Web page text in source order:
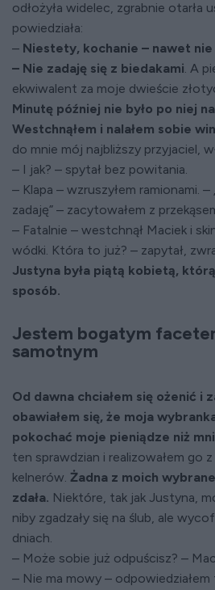
odłożyła widelec, zgrabnie otarła
powiedziała:
– Niestety, kochanie – nawet nie
– Nie zadaję się z biedakami. A
ekwiwalent za moje dwieście
Minutę później nie było po niej
Westchnąłem i nalałem sobie
do mnie mój najbliższy przyjaciel,
– I jak? – spytał bez powitania.
– Klapa – wzruszyłem ramionami. –
zadaję” – zacytowałem z
– Fatalnie – westchnął Maciek i
wódki. Która to już? – zapytał,
Justyna była piątą kobietą,
sposób.
Jestem bogatym
samotnym
Od dawna chciałem się ożenić i
obawiałem się, że moja
pokochać moje pieniądze niż
ten sprawdzian i realizowałem go
kelnerów. Żadna z moich
zdała. Niektóre, tak jak Justyna,
niby zgadzały się na ślub, ale
dniach.
– Może sobie już odpuścisz? –
– Nie ma mowy –